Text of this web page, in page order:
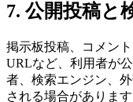
7. 公開投稿と
掲示板投稿、コメン
URLなど、利用者が
者、検索エンジン、
される場合がありま